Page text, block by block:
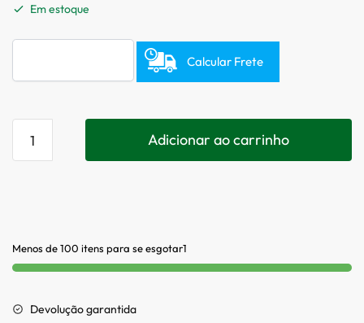
Em estoque
Calcular Frete
Adicionar ao carrinho
Menos de 100 itens para se esgotar1
Devolução garantida